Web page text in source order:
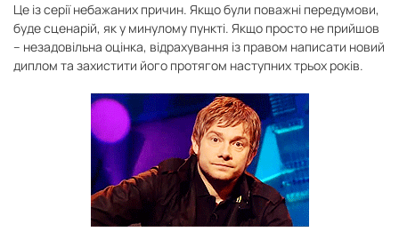
Це із серії небажаних причин. Якщо були поважні передумови,
буде сценарій, як у минулому пункті. Якщо просто не прийшов
– незадовільна оцінка, відрахування із правом написати новий
диплом та захистити його протягом наступних трьох років.